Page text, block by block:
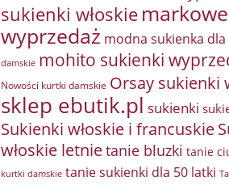
sukienki włoskie
wyprzedaż modna sukienka dla
damskie mohito sukienki
Nowości kurtki damskie Orsay sukienki
sklep ebutik.pl sukienki
Sukienki włoskie i francuskie
włoskie letnietanie bluzki tanie
kurtki damskie tanie sukienki dla 50 latki